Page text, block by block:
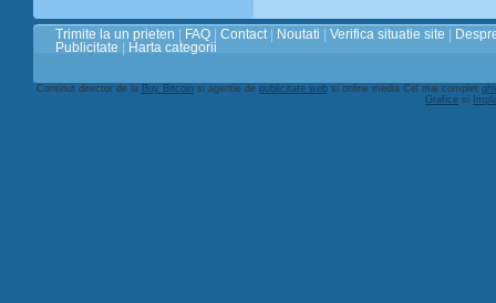
Trimite la un prieten FAQ Contact Noutati Verifica situatie site
Publicitate
Harta categorii
Continut director de la Buy Bitcoinsi agentie de publicitate websi online media Cel mai complet
Grafice si